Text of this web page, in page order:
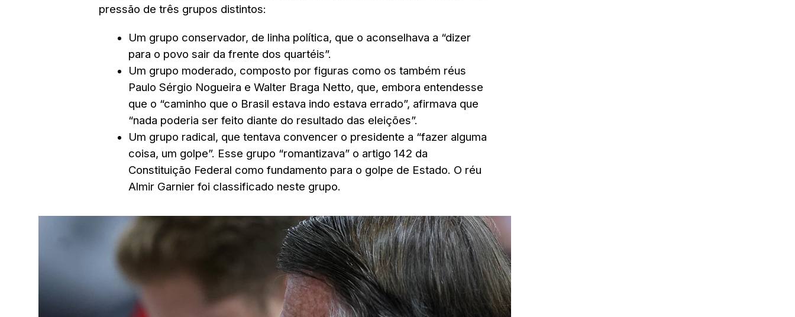
pressão de três grupos distintos:
Um grupo conservador, de linha política, que o aconselhava a “dizer
para o povo sair da frente dos quartéis”.
Um grupo moderado, composto por figuras como os também réus
Paulo Sérgio Nogueira e Walter Braga Netto, que, embora entendesse
que o “caminho que o Brasil estava indo estava errado”, afirmava que
“nada poderia ser feito diante do resultado das eleições”.
Um grupo radical, que tentava convencer o presidente a “fazer alguma
coisa, um golpe”. Esse grupo “romantizava” o artigo 142 da
Constituição Federal como fundamento para o golpe de Estado. O réu
Almir Garnier foi classificado neste grupo.